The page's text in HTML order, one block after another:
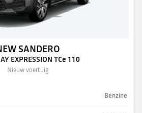
SANDERO
EXPRESSION TCe 110
Nieuw voertuig
Benzine